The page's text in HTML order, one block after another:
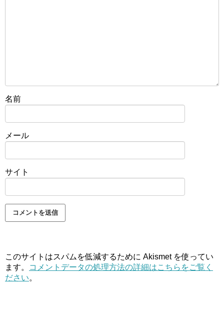
名前
メール
サイト
このサイトはスパムを低減するために Akismet を使ってい
ます。
コメントデータの処理方法の詳細はこちらをご覧く
ださい。